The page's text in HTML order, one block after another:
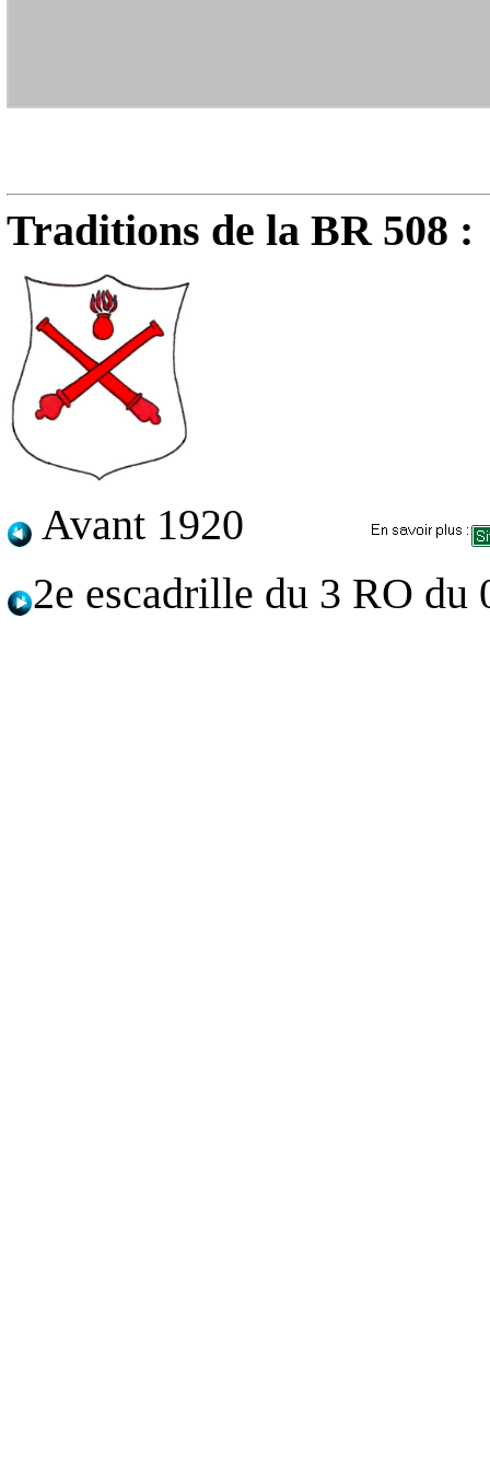
Traditions de la BR 508 :
Avant 1920
2e escadrille du 3 RO du